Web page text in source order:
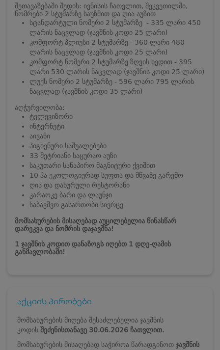
შეთავაზებაში შედის: ივნისის ჩათვლით, შეკვეთილში,
ნომრები 2 სტუმარზე საუზმით და ღია აუზით
სტანდარტული ნომერი 2 სტუმარზე - 335 ლარი 450
ლარის ნაცვლად (ჯავშნის კოდი 25 ლარი)
კომფორტ პლიუსი 2 სტუმარზე - 360 ლარი 480
ლარის ნაცვლად (ჯავშნის კოდი 25 ლარი)
კომფორტ ნომერი 2 სტუმარზე ზღვის ხედით - 395
ლარი 530 ლარის ნაცვლად (ჯავშნის კოდი 25 ლარი)
ლუქს ნომერი 2 სტუმარზე - 596 ლარი 795 ლარის
ნაცვლად (ჯავშნის კოდი 35 ლარი)
აღჭურვილობა:
ტელევიზორი
ინტერნეტი
აივანი
ჰიგიენური საშუალებები
33 მეტრიანი საცურაო აუზი
საკუთარი სანაპირო მაგნიტური ქვიშით
10 ჰა ეკოლოგიურად სუფთა და მწვანე გარემო
ღია და დახურული რესტორანი
კარაოკე ბარი და ლაუნჯი
საბავშვო გასართობი სივრცე
მომსახურების მისაღებად აუცილებელია წინასწარ
დარეკვა და ნომრის დაჯავშნა!
1 ჯავშნის კოდით დანაზოგს იღებთ 1 დღე-ღამის
განმავლობაში!
აქციის პირობები
მომსახურების მიღება შესაძლებელია ჯავშნის
კოდის შეძენისთანავე 30.06.2026 ჩათვლით.
მომსახურების მისაღებად საჭიროა წარადგინოთ ჯავშნის